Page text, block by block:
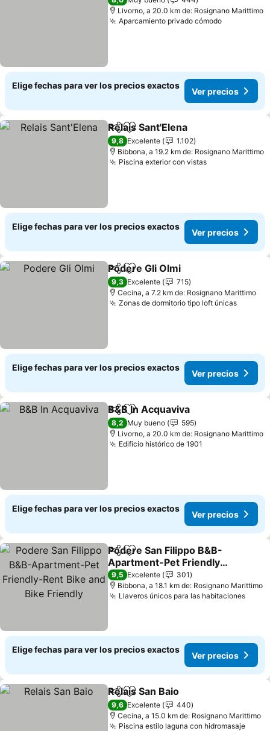
Livorno, a 20.0 km de: Rosignano Marittimo
Aparcamiento privado cómodo
Elige fechas para ver los precios exactos
Ver precios
CompartirAgregar a favoritos
Relais Sant'Elena
9,8 Excelente
1.102
Bibbona, a 19.2 km de: Rosignano Marittimo
Piscina exterior con vistas
Elige fechas para ver los precios exactos
Ver precios
CompartirAgregar a favoritos
Podere Gli Olmi
9,3 Excelente
715
Cecina, a 7.2 km de: Rosignano Marittimo
Zonas de dormitorio tipo loft únicas
Elige fechas para ver los precios exactos
Ver precios
CompartirAgregar a favoritos
B&B In Acquaviva
8,2 Muy bueno
595
Livorno, a 20.0 km de: Rosignano Marittimo
Edificio histórico de 1901
Elige fechas para ver los precios exactos
Ver precios
CompartirAgregar a favoritos
Podere San Filippo B&B-
Apartment-Pet Friendly-
Rent Bike and Bike
Friendly
9,5 Excelente
301
Bibbona, a 18.1 km de: Rosignano Marittimo
Llaveros únicos para las habitaciones
Elige fechas para ver los precios exactos
Ver precios
CompartirAgregar a favoritos
Relais San Baio
9,6 Excelente
440
Cecina, a 15.0 km de: Rosignano Marittimo
Piscina estilo laguna con hidromasaje